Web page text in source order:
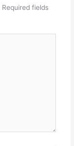
Required fields